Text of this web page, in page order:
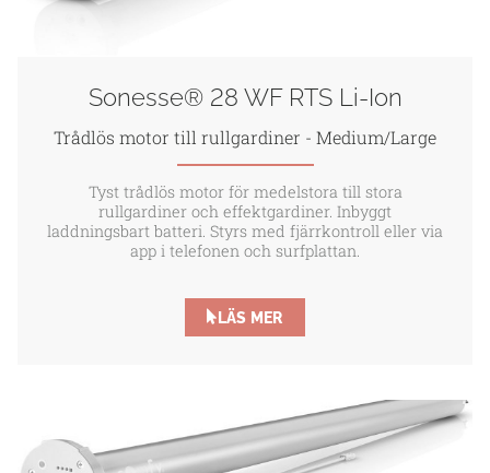
Sonesse® 28 WF RTS Li-Ion
Trådlös motor till rullgardiner - Medium/Large
Tyst trådlös motor för medelstora till stora
rullgardiner och effektgardiner. Inbyggt
laddningsbart batteri. Styrs med fjärrkontroll eller via
app i telefonen och surfplattan.
LÄS MER